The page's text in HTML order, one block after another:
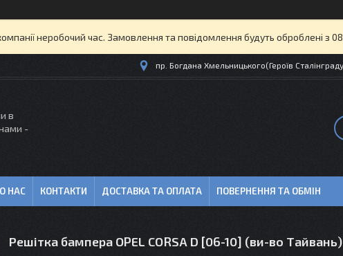
неробочий час. Замовлення та повідомлення будуть оброблені з
пр. Богдана Хмельницького(Героїв
в
-
НАС КОНТАКТИ ДОСТАВКА ТА ОПЛАТА ПОВЕРНЕННЯ ТА ОБМІН
Решітка бампера OPEL CORSA D [06-10] (ви-во Тайвань)